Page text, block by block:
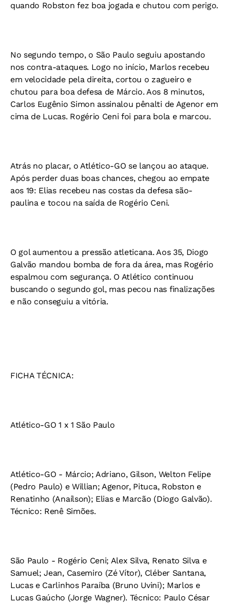
quando Robston fez boa jogada e chutou com perigo.
No segundo tempo, o São Paulo seguiu apostando
nos contra-ataques. Logo no início, Marlos recebeu
em velocidade pela direita, cortou o zagueiro e
chutou para boa defesa de Márcio. Aos 8 minutos,
Carlos Eugênio Simon assinalou pênalti de Agenor em
cima de Lucas. Rogério Ceni foi para bola e marcou.
Atrás no placar, o Atlético-GO se lançou ao ataque.
Após perder duas boas chances, chegou ao empate
aos 19: Elias recebeu nas costas da defesa são-
paulina e tocou na saída de Rogério Ceni.
O gol aumentou a pressão atleticana. Aos 35, Diogo
Galvão mandou bomba de fora da área, mas Rogério
espalmou com segurança. O Atlético continuou
buscando o segundo gol, mas pecou nas finalizações
e não conseguiu a vitória.
FICHA TÉCNICA:
Atlético-GO 1 x 1 São Paulo
Atlético-GO - Márcio; Adriano, Gilson, Welton Felipe
(Pedro Paulo) e Willian; Agenor, Pituca, Robston e
Renatinho (Anaílson); Elias e Marcão (Diogo Galvão).
Técnico: Renê Simões.
São Paulo - Rogério Ceni; Alex Silva, Renato Silva e
Samuel; Jean, Casemiro (Zé Vítor), Cléber Santana,
Lucas e Carlinhos Paraíba (Bruno Uvini); Marlos e
Lucas Gaúcho (Jorge Wagner). Técnico: Paulo César